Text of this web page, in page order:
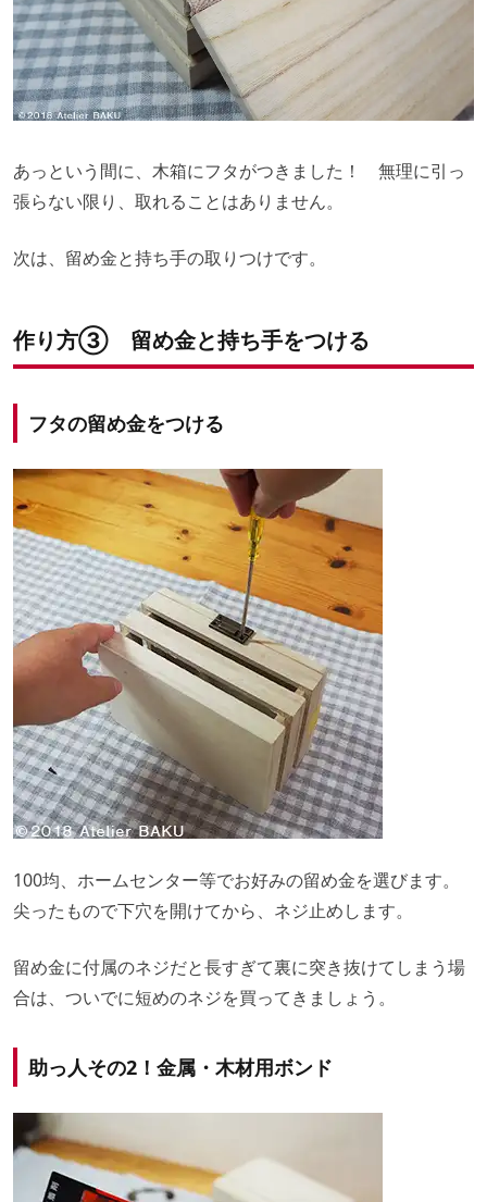
あっという間に、木箱にフタがつきました！ 無理に引っ
張らない限り、取れることはありません。
次は、留め金と持ち手の取りつけです。
作り方③ 留め金と持ち手をつける
フタの留め金をつける
100均、ホームセンター等でお好みの留め金を選びます。
尖ったもので下穴を開けてから、ネジ止めします。
留め金に付属のネジだと長すぎて裏に突き抜けてしまう場
合は、ついでに短めのネジを買ってきましょう。
助っ人その2！金属・木材用ボンド